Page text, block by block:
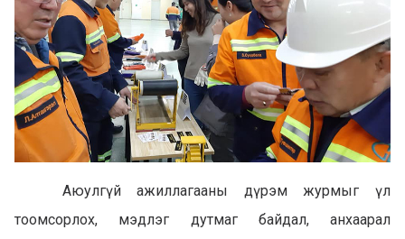
Аюулгүй ажиллагааны дүрэм журмыг үл
тоомсорлох, мэдлэг дутмаг байдал, анхаарал